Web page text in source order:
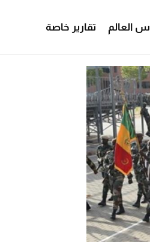
العالم تقارير خاصة